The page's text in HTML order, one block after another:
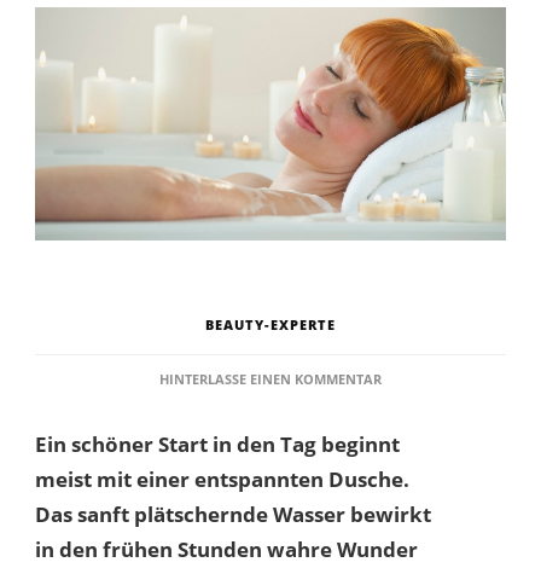
BEAUTY-EXPERTE
HINTERLASSE EINEN KOMMENTARZU
SELBSTGEMACHT
Ein schöner Start in den Tag beginnt
meist mit einer entspannten Dusche.
Das sanft plätschernde Wasser bewirkt
in den frühen Stunden wahre Wunder